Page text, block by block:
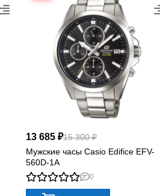
13 685 ₽15 300 ₽
Мужские часы Casio Edifice EFV-
560D-1A
0